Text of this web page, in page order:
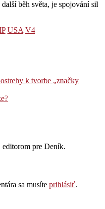
běh světa, je spojování sil
USA V4
k tvorbe „značky
editorom pre Deník.
sa musíte prihlásiť.